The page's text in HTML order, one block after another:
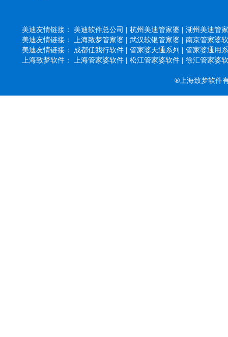
美迪友情链接： 美迪软件总公司 | 杭州美迪管家婆 | 湖州美迪管
美迪友情链接：
上海致梦管家婆 | 武汉软银管家婆 | 南京管家婆
美迪友情链接： 成都任我行软件 | 管家婆天通系列 | 管家婆通用
上海致梦软件：
上海管家婆软件 | 松江管家婆软件 | 徐汇管家婆
®上海致梦软件